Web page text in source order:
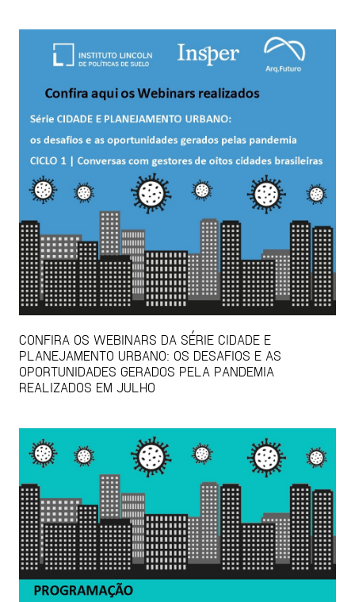
CONFIRA OS WEBINARS DA SÉRIE CIDADE E
PLANEJAMENTO URBANO: OS DESAFIOS E AS
OPORTUNIDADES GERADOS PELA PANDEMIA
REALIZADOS EM JULHO